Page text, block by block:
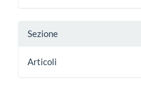
Sezione
Articoli